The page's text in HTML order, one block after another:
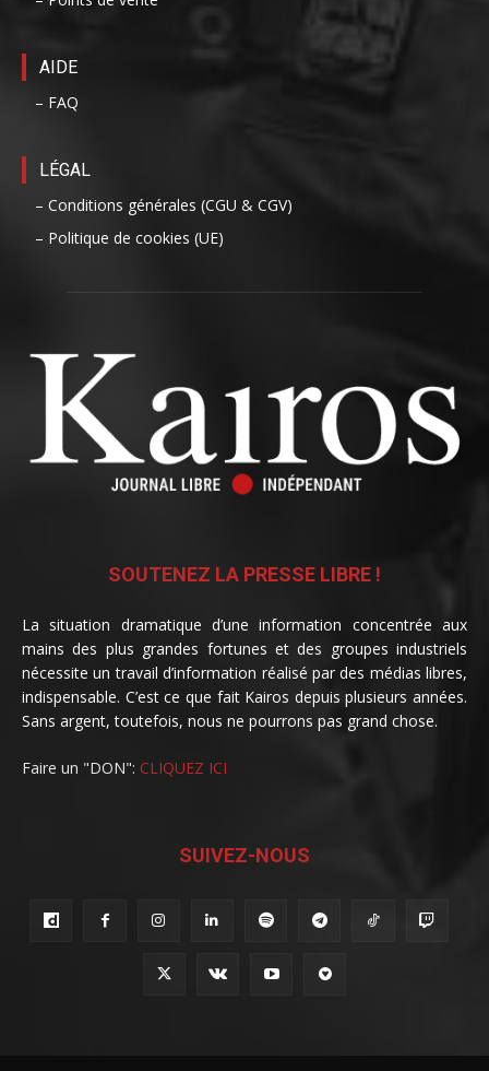
AIDE
– FAQ
LÉGAL
– Conditions générales (CGU & CGV)
– Politique de cookies (UE)
SOUTENEZ LA PRESSE LIBRE !
La situation dramatique d’une information concentrée aux
mains des plus grandes fortunes et des groupes industriels
nécessite un travail d’information réalisé par des médias libres,
indispensable. C’est ce que fait Kairos depuis plusieurs années.
Sans argent, toutefois, nous ne pourrons pas grand chose.
Faire un "DON": CLIQUEZ ICI
SUIVEZ-NOUS